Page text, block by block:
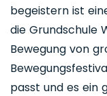
begeistern ist
die Grundschule
Bewegung von
passt und es ein